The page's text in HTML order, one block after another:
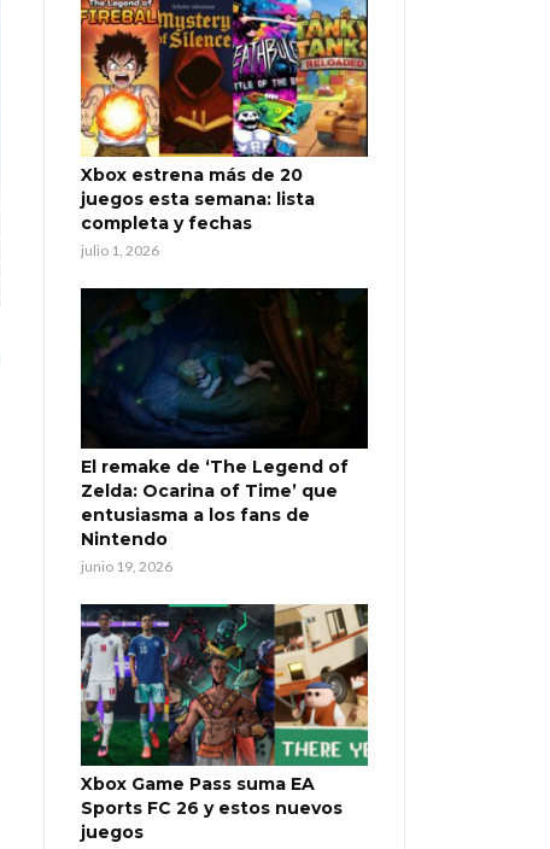
Xbox estrena más de 20
juegos esta semana: lista
completa y fechas
julio 1, 2026
El remake de ‘The Legend of
Zelda: Ocarina of Time’ que
entusiasma a los fans de
Nintendo
junio 19, 2026
Xbox Game Pass suma EA
Sports FC 26 y estos nuevos
juegos